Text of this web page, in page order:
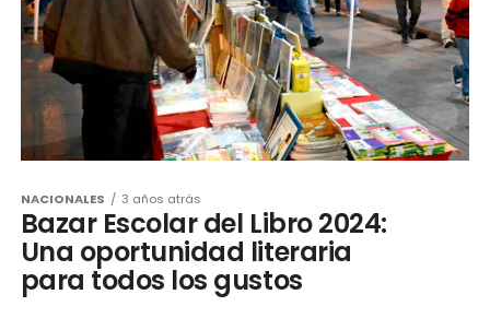
NACIONALES 3 años atrás
Bazar Escolar del Libro 2024:
Una oportunidad literaria
para todos los gustos